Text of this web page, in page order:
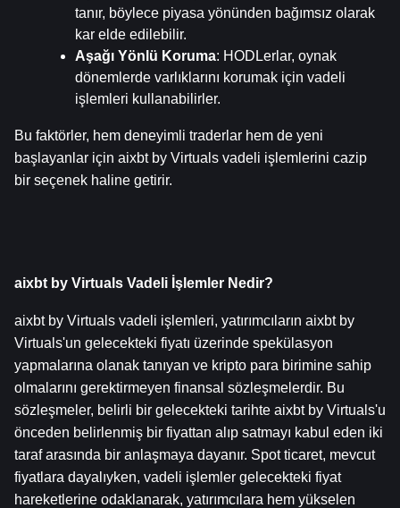
tanır, böylece piyasa yönünden bağımsız olarak
kar elde edilebilir.
Aşağı Yönlü Koruma: HODLerlar, oynak
dönemlerde varlıklarını korumak için vadeli
işlemleri kullanabilirler.
Bu faktörler, hem deneyimli traderlar hem de yeni
başlayanlar için aixbt by Virtuals vadeli işlemlerini cazip
bir seçenek haline getirir.
aixbt by Virtuals Vadeli İşlemler Nedir?
aixbt by Virtuals vadeli işlemleri, yatırımcıların aixbt by
Virtuals'un gelecekteki fiyatı üzerinde spekülasyon
yapmalarına olanak tanıyan ve kripto para birimine sahip
olmalarını gerektirmeyen finansal sözleşmelerdir. Bu
sözleşmeler, belirli bir gelecekteki tarihte aixbt by Virtuals'u
önceden belirlenmiş bir fiyattan alıp satmayı kabul eden iki
taraf arasında bir anlaşmaya dayanır. Spot ticaret, mevcut
fiyatlara dayalıyken, vadeli işlemler gelecekteki fiyat
hareketlerine odaklanarak, yatırımcılara hem yükselen